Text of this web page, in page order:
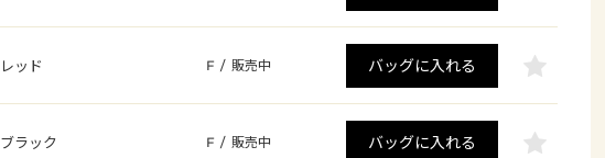
レッド F / 販売中 バッグに入れる
ブラック F / 販売中 バッグに入れる